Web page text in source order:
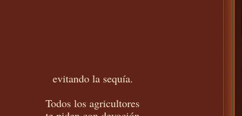
evitando la sequía.
Todos los agricultores